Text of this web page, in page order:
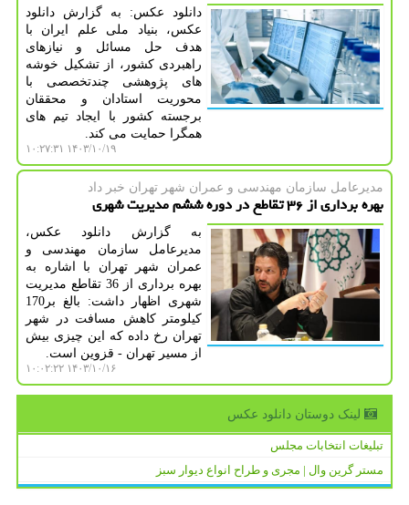
دانلود عکس: به گزارش دانلود
عکس، بنیاد ملی علم ایران با
هدف حل مسائل و نیازهای
راهبردی کشور، از تشکیل خوشه
های پژوهشی چندتخصصی با
محوریت استادان و محققان
برجسته کشور با ایجاد تیم های
همگرا حمایت می کند.
۱۴۰۳/۱۰/۱۹ ۱۰:۲۷:۳۱
مدیرعامل سازمان مهندسی و عمران شهر تهران خبر داد
بهره برداری از ۳۶ تقاطع در دوره ششم مدیریت شهری
به گزارش دانلود عکس،
مدیرعامل سازمان مهندسی و
عمران شهر تهران با اشاره به
بهره برداری از 36 تقاطع مدیریت
شهری اظهار داشت: بالغ بر170
کیلومتر کاهش مسافت در شهر
تهران رخ داده که این چیزی بیش
از مسیر تهران - قزوین است.
۱۴۰۳/۱۰/۱۶ ۱۰:۰۲:۲۲
لینک دوستان دانلود عكس
تبلیغات انتخابات مجلس
مستر گرین وال | مجری و طراح انواع دیوار سبز